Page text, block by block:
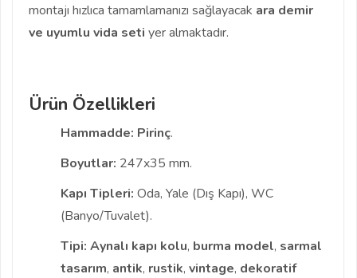
montajı hızlıca tamamlamanızı sağlayacak ara demir
ve uyumlu vida seti yer almaktadır.
Ürün Özellikleri
Hammadde: Pirinç.
Boyutlar: 247x35 mm.
Kapı Tipleri: Oda, Yale (Dış Kapı), WC
(Banyo/Tuvalet).
Tipi: Aynalı kapı kolu, burma model, sarmal
tasarım, antik, rustik, vintage, dekoratif